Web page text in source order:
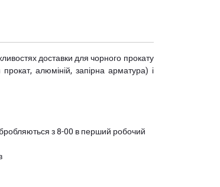
доставки для чорного прокату
алюміній, запірна арматура) і
з 8-00 в перший робочий